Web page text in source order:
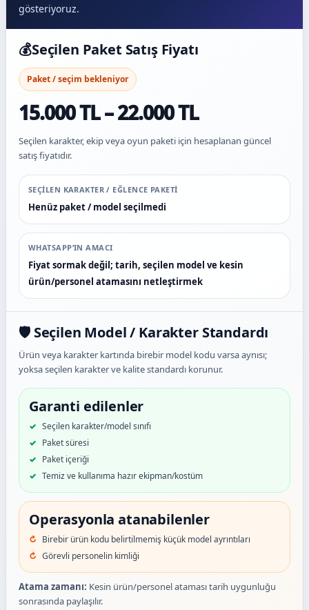
gösteriyoruz.
💰Seçilen Paket Satış Fiyatı
Paket / seçim bekleniyor
15.000 TL – 22.000 TL
Seçilen karakter, ekip veya oyun paketi için hesaplanan güncel
satış fiyatıdır.
SEÇILEN KARAKTER / EĞLENCE PAKETI
Henüz paket / model seçilmedi
WHATSAPP’IN AMACI
Fiyat sormak değil; tarih, seçilen model ve kesin
ürün/personel atamasını netleştirmek
🛡️ Seçilen Model / Karakter Standardı
Ürün veya karakter kartında birebir model kodu varsa aynısı;
yoksa seçilen karakter ve kalite standardı korunur.
Garanti edilenler
Seçilen karakter/model sınıfı
Paket süresi
Paket içeriği
Temiz ve kullanıma hazır ekipman/kostüm
Operasyonla atanabilenler
Birebir ürün kodu belirtilmemiş küçük model ayrıntıları
Görevli personelin kimliği
Atama zamanı: Kesin ürün/personel ataması tarih uygunluğu
sonrasında paylaşılır.